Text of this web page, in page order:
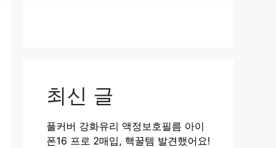
최신 글
풀커버 강화유리 액정보호필름 아이
폰16 프로 2매입, 핵꿀템 발견했어요!